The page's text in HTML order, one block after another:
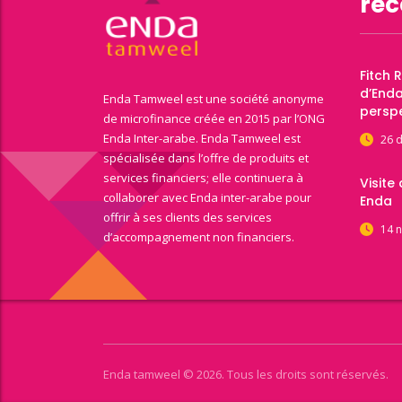
Enda Tamweel est une société anonyme
de microfinance créée en 2015 par l’ONG
Enda Inter-arabe. Enda Tamweel est
spécialisée dans l’offre de produits et
services financiers; elle continuera à
collaborer avec Enda inter-arabe pour
offrir à ses clients des services
d’accompagnement non financiers.
Fitch
26
Visite
Enda
14
Enda tamweel © 2026. Tous les droits sont réservés.